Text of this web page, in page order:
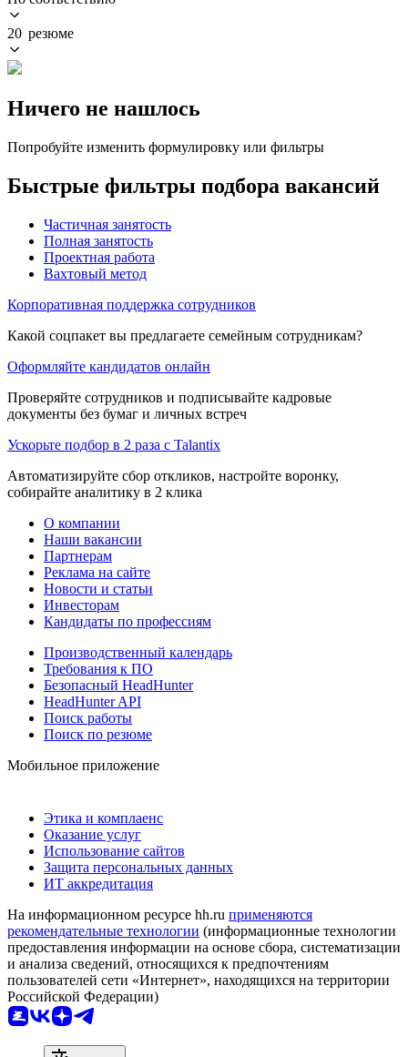
20 резюме
Ничего не нашлось
Попробуйте изменить формулировку или фильтры
Быстрые фильтры подбора вакансий
Частичная занятость
Полная занятость
Проектная работа
Вахтовый метод
Корпоративная поддержка сотрудников
Какой соцпакет вы предлагаете семейным сотрудникам?
Оформляйте кандидатов онлайн
Проверяйте сотрудников и подписывайте кадровые
документы без бумаг и личных встреч
Ускорьте подбор в 2 раза с Talantix
Автоматизируйте сбор откликов, настройте воронку,
собирайте аналитику в 2 клика
О компании
Наши вакансии
Партнерам
Реклама на сайте
Новости и статьи
Инвесторам
Кандидаты по профессиям
Производственный календарь
Требования к ПО
Безопасный HeadHunter
HeadHunter API
Поиск работы
Поиск по резюме
Мобильное приложение
Этика и комплаенс
Оказание услуг
Использование сайтов
Защита персональных данных
ИТ аккредитация
На информационном ресурсе hh.ru применяются
рекомендательные технологии (информационные технологии
предоставления информации на основе сбора, систематизации
и анализа сведений, относящихся к предпочтениям
пользователей сети «Интернет», находящихся на территории
Российской Федерации)